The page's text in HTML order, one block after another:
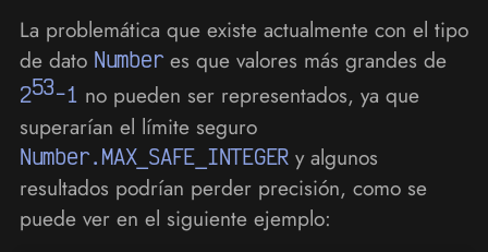
La problemática que existe actualmente con el tipo
de dato Number es que valores más grandes de
253-1 no pueden ser representados, ya que
superarían el límite seguro
Number.MAX_SAFE_INTEGER y algunos
resultados podrían perder precisión, como se
puede ver en el siguiente ejemplo: